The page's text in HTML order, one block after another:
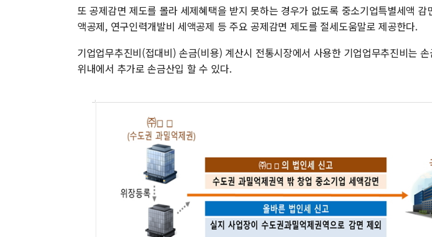
또 공제감면 제도를 몰라 세제혜택을 받지 못하는 경우가 없도록 중소기업특별세액 감
액공제, 연구인력개발비 세액공제 등 주요 공제감면 제도를 절세도움말로 제공한다.
기업업무추진비(접대비) 손금(비용) 계산시 전통시장에서 사용한 기업업무추진비는
위내에서 추가로 손금산입 할 수 있다.